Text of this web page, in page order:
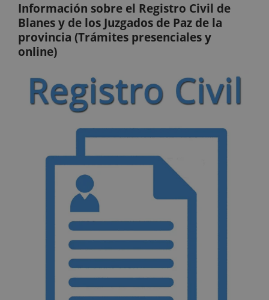
Información sobre el Registro Civil de
Blanes y de los Juzgados de Paz de la
provincia (Trámites presenciales y
online)